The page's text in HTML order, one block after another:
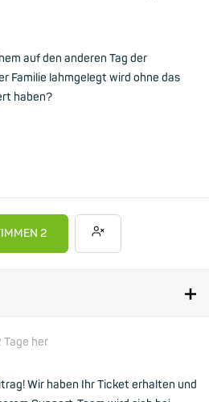
auf den anderen Tag der
Familie lahmgelegt wird ohne das
haben?
2
Tage her
Wir haben Ihr Ticket erhalten und